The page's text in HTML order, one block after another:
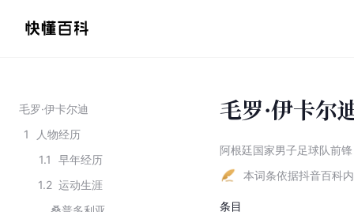
毛罗·伊卡尔迪
1
人物经历
1.1
早年经历
1.2 运动生涯
毛罗·伊卡尔
阿根廷国家男子足球队前锋
本词条依据抖音百科
条目